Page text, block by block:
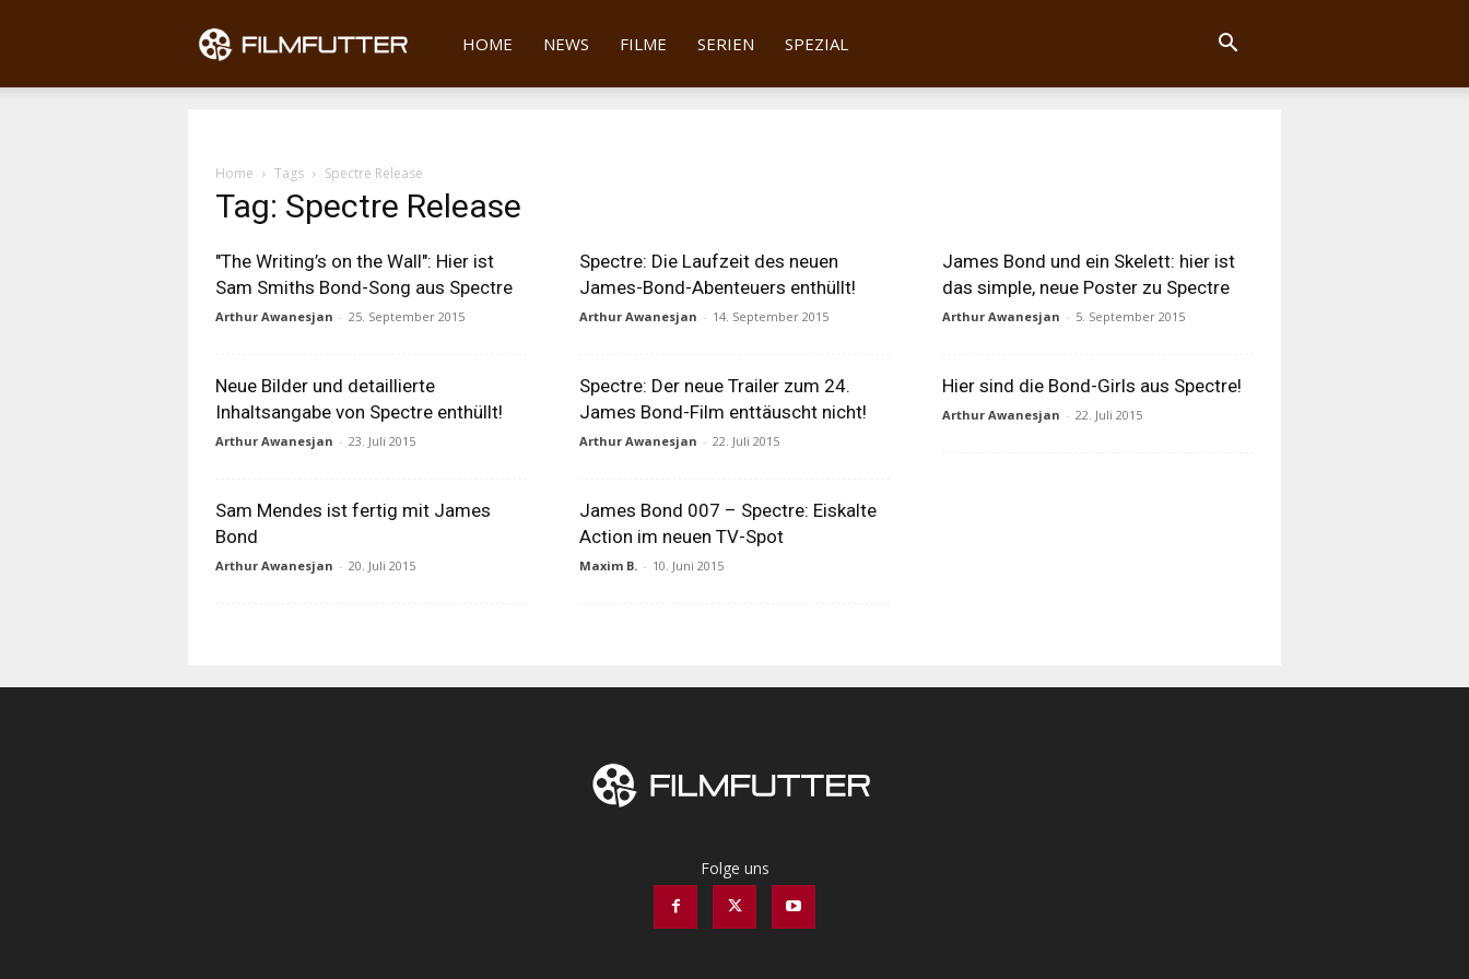
Filmfutter
HOME NEWS FILME SERIEN SPEZIAL
Home Tags Spectre Release
Tag: Spectre Release
"The Writing’s on the Wall": Hier ist
Sam Smiths Bond-Song aus Spectre
Arthur Awanesjan - 25. September 2015
Spectre: Die Laufzeit des neuen
James-Bond-Abenteuers enthüllt!
Arthur Awanesjan - 14. September 2015
James Bond und ein Skelett: hier ist
das simple, neue Poster zu Spectre
Arthur Awanesjan - 5. September 2015
Neue Bilder und detaillierte
Inhaltsangabe von Spectre enthüllt!
Arthur Awanesjan - 23. Juli 2015
Spectre: Der neue Trailer zum 24.
James Bond-Film enttäuscht nicht!
Arthur Awanesjan - 22. Juli 2015
Hier sind die Bond-Girls aus Spectre!
Arthur Awanesjan - 22. Juli 2015
Sam Mendes ist fertig mit James
Bond
Arthur Awanesjan - 20. Juli 2015
James Bond 007 – Spectre: Eiskalte
Action im neuen TV-Spot
Maxim B. - 10. Juni 2015
Folge uns